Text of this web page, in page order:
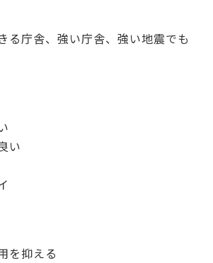
る庁舎、強い庁舎、強い地震でも
い
を抑える